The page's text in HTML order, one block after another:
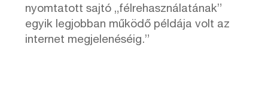
nyomtatott sajtó „félrehasználatának”
egyik legjobban működő példája volt az
internet megjelenéséig.”